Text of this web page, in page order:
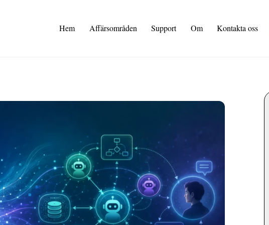
Hem Affärsområden Support Om Kontakta oss